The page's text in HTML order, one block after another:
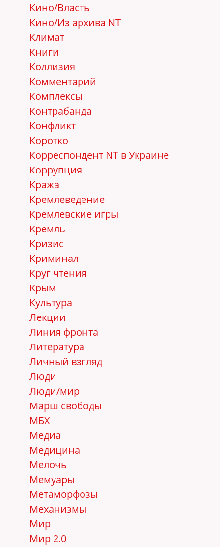
Кино/Власть
Кино/Из архива NT
Климат
Книги
Коллизия
Комментарий
Комплексы
Контрабанда
Конфликт
Коротко
Корреспондент NT в Украине
Коррупция
Кража
Кремлеведение
Кремлевские игры
Кремль
Кризис
Криминал
Круг чтения
Крым
Культура
Лекции
Линия фронта
Литература
Личный взгляд
Люди
Люди/мир
Марш свободы
МБХ
Медиа
Медицина
Мелочь
Мемуары
Метаморфозы
Механизмы
Мир
Мир 2.0